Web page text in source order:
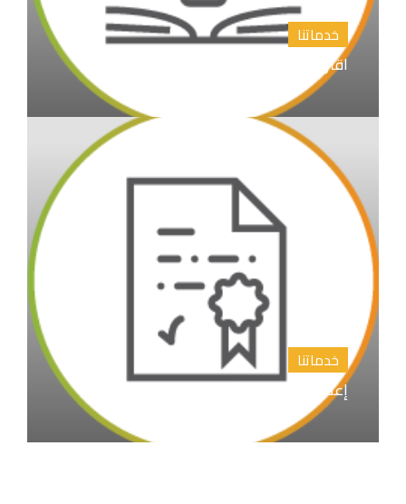
خدماتنا
اقتراح عناوين رسائل الماجستير والدكتوراة
خدماتنا
إعداد المقترح البحثي خطة البحث